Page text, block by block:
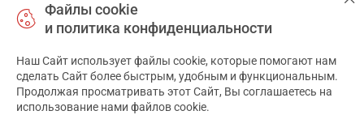
ПЕРЕД ПРИМЕНЕНИЕМ ПРЕПАРАТА
ПРОКОНСУЛЬТИРУЙТЕСЬ С ВРАЧОМ
ТОВ «АПТЕКА 911.ЮА» Код ЄДРПОУ 43631965.
Отказ от ответственности
Файлы cookie
и политика конфиденциальности
Наш Сайт использует файлы cookie, которые помогают нам
сделать Сайт более быстрым, удобным и функциональным.
Продолжая просматривать этот Сайт, Вы соглашаетесь на
использование нами файлов cookie.
✕